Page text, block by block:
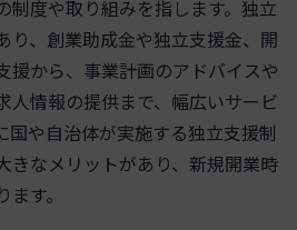
制度や取り組みを指します。独立
り、創業助成金や独立支援金、開
援から、事業計画のアドバイスや
人情報の提供まで、幅広いサービ
国や自治体が実施する独立支援制
きなメリットがあり、新規開業時
す。